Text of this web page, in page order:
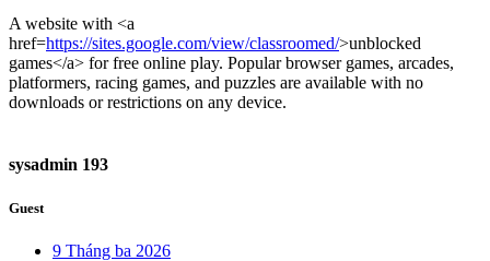
A website with <a
href=https://sites.google.com/view/classroomed/>unblocked
games</a> for free online play. Popular browser games, arcades,
platformers, racing games, and puzzles are available with no
downloads or restrictions on any device.
sysadmin 193
Guest
9 Tháng ba 2026